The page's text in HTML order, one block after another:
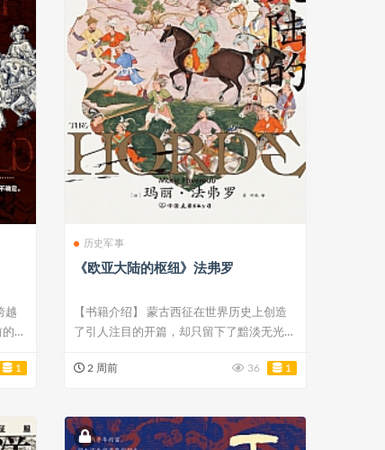
越
非
1
历史军事
《欧亚大陆的枢纽》法弗罗
【书籍介绍】 蒙古西征在世界历史上创造
了引人注目的开篇，却只留下了黯淡无光的
2 周前 36 1